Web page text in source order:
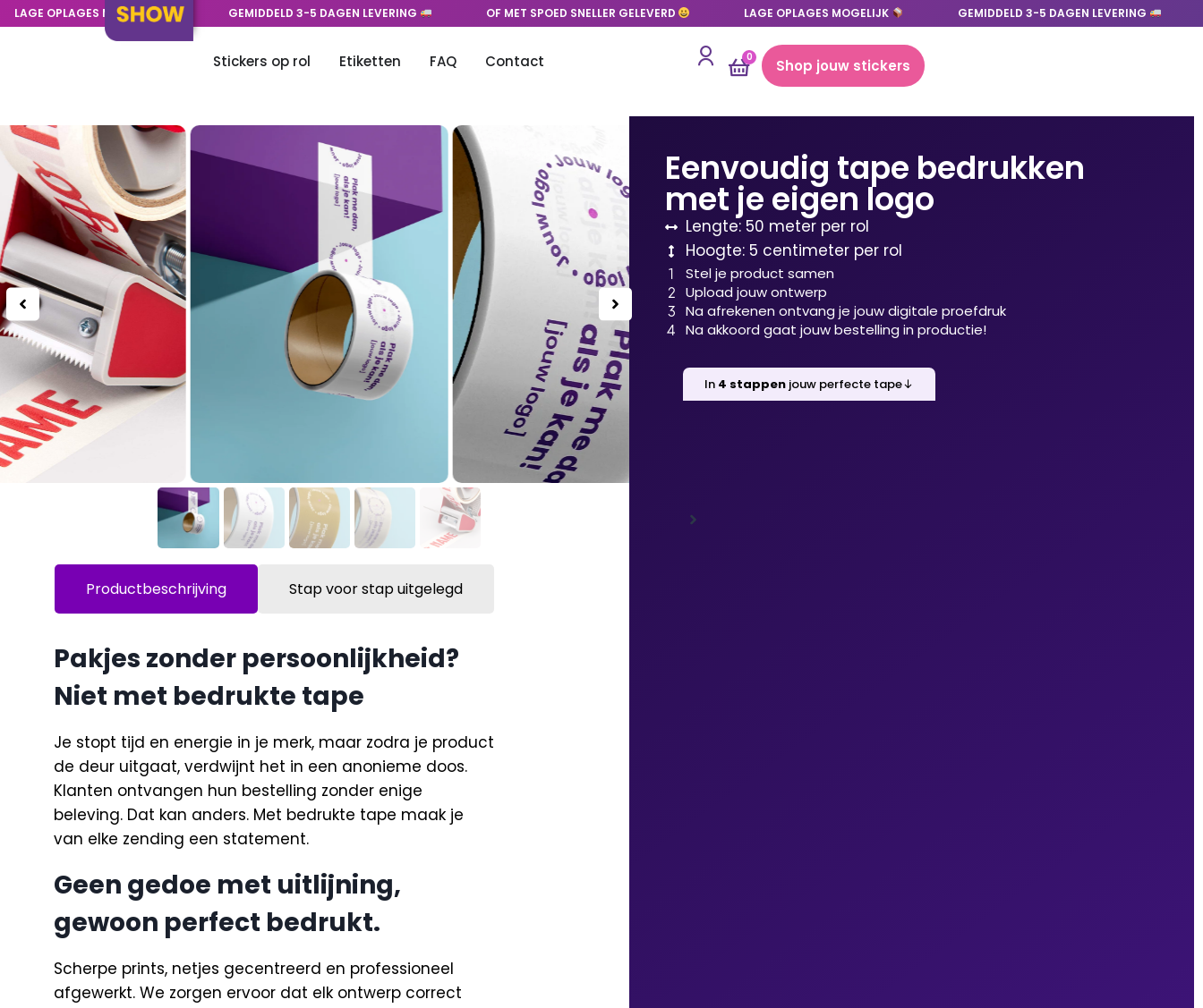
LAGE OPLAGES MOGELIJK GEMIDDELD 3-5 DAGEN LEVERING OF MET SPOED SNELLER GELEVERD LAGE OPLAGES MOGELIJK GEMIDDELD 3-5 DAGEN LEVERING
Stickers op rol Etiketten FAQ Contact 0 Shop jouw stickers
Productbeschrijving Stap voor stap uitgelegd
Pakjes zonder persoonlijkheid?
Niet met bedrukte tape
Je stopt tijd en energie in je merk, maar zodra je product
de deur uitgaat, verdwijnt het in een anonieme doos.
Klanten ontvangen hun bestelling zonder enige
beleving. Dat kan anders. Met bedrukte tape maak je
van elke zending een statement.
Geen gedoe met uitlijning,
gewoon perfect bedrukt.
Scherpe prints, netjes gecentreerd en professioneel
afgewerkt. We zorgen ervoor dat elk ontwerp correct
Eenvoudig tape bedrukken
met je eigen logo
Lengte: 50 meter per rol
Hoogte: 5 centimeter per rol
Stel je product samen
Upload jouw ontwerp
Na afrekenen ontvang je jouw digitale proefdruk
Na akkoord gaat jouw bestelling in productie!
In 4 stappen jouw perfecte tape